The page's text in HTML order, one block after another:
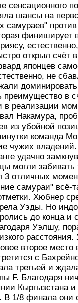
сенсационного
шансы на
самураев"
финиширует
открыл счёт
японцев
не
преимущество в
в реализации
Накамура,
из убойной
команда
чужих
удачно
могли
3 отличных
самураи" всё-
Хюбнер
Уэды. Но
до конца и
Уэлшу,
второе
с
третьей и
F. Благодаря
Кыргызстана
1/8 финала они